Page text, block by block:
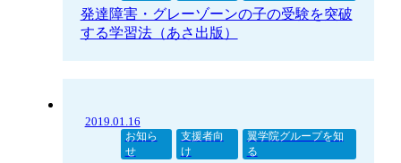
発達障害・グレーゾーンの子の受験を突破
する学習法（あさ出版）
2019.01.16
お知ら
せ
支援者向
け
翼学院グループを知
る